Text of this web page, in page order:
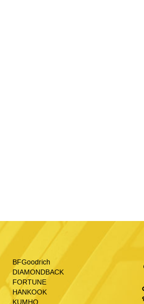
BFGoodrich
DIAMONDBACK
FORTUNE
HANKOOK
KUMHO